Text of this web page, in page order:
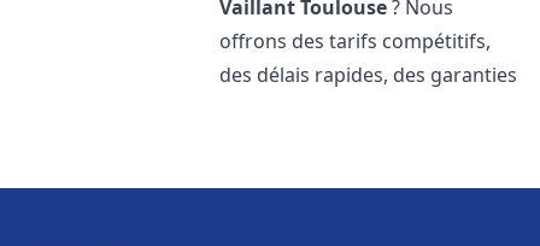
VaillantToulouse? Nous
offrons des tarifs compétitifs,
des délais rapides, des garanties